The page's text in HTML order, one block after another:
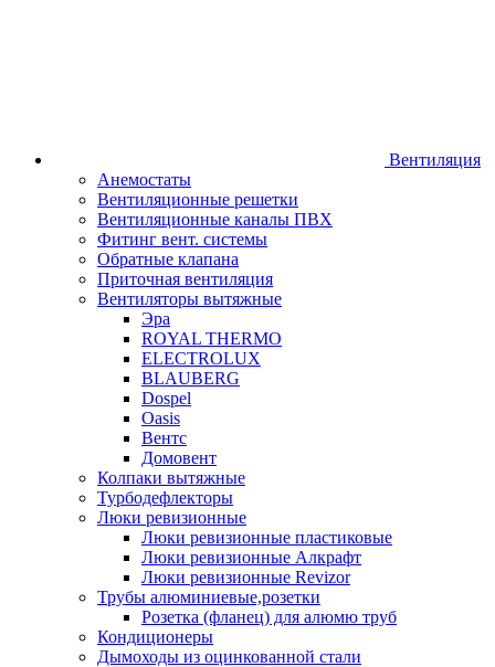
Вентиляция
Анемостаты
Вентиляционные решетки
Вентиляционные каналы ПВХ
Фитинг вент. системы
Обратные клапана
Приточная вентиляция
Вентиляторы вытяжные
Эра
ROYAL THERMO
ELECTROLUX
BLAUBERG
Dospel
Oasis
Вентс
Домовент
Колпаки вытяжные
Турбодефлекторы
Люки ревизионные
Люки ревизионные пластиковые
Люки ревизионные Алкрафт
Люки ревизионные Revizor
Трубы алюминиевые,розетки
Розетка (фланец) для алюмю труб
Кондиционеры
Дымоходы из оцинкованной стали